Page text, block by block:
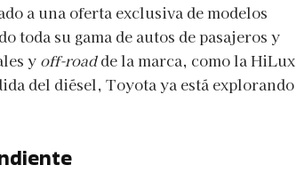
a una oferta exclusiva de modelos
toda su gama de autos de pasajeros y
y off-roadde la marca, como la HiLux
del diésel, Toyota ya está explorando